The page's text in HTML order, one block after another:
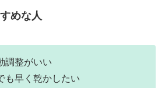
めな人
調整がいい
も早く乾かしたい